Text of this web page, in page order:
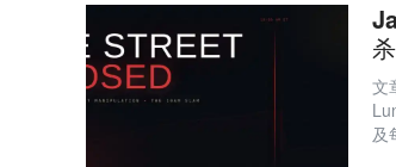
杀
文
及